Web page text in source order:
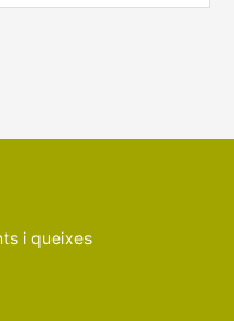
i queixes